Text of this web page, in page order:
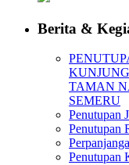
Berita &
TAMAN
SEMERU
Penutupan
Penutupan
Penutupan